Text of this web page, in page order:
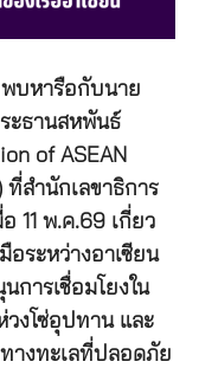
พบหารือกับนาย
ะธานสหพันธ์
of ASEAN
ที่สำนักเลขาธิการ
11 พ.ค.69 เกี่ยว
อระหว่างอาเซียน
การเชื่อมโยงใน
งโซ่อุปทาน และ
ทางทะเลที่ปลอดภัย